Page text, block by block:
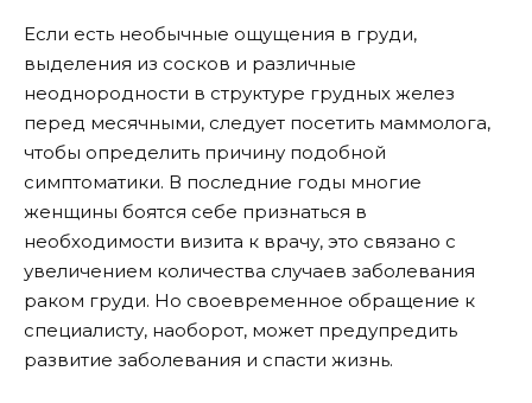
Если есть необычные ощущения в груди,
выделения из сосков и различные
неоднородности в структуре грудных желез
перед месячными, следует посетить маммолога,
чтобы определить причину подобной
симптоматики. В последние годы многие
женщины боятся себе признаться в
необходимости визита к врачу, это связано с
увеличением количества случаев заболевания
раком груди. Но своевременное обращение к
специалисту, наоборот, может предупредить
развитие заболевания и спасти жизнь.